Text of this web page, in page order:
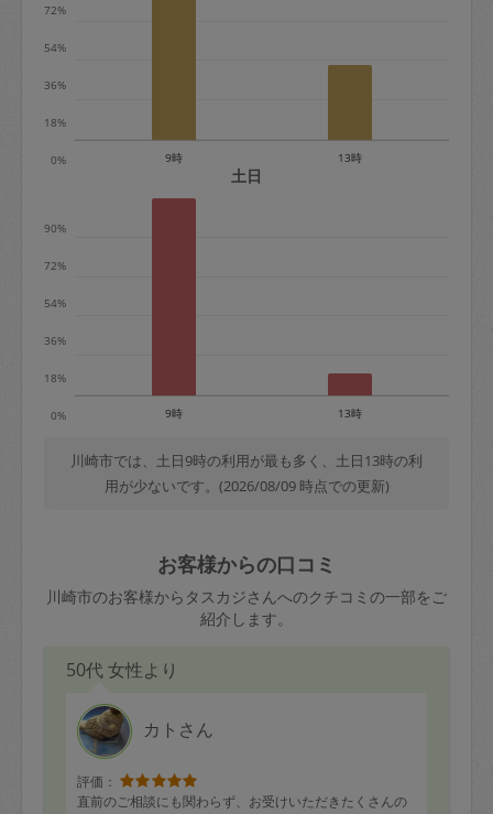
※キャンセル料金の設定について：
定期依頼1回（3時間）の金額とスポット
0%
18%
36%
54%
72%
9時 13時
土日
0%
18%
36%
54%
72%
90%
9時 13時
川崎市では、土日9時の利用が最も多く、土日13時の利
用が少ないです。(2026/08/09 時点での更新)
お客様からの口コミ
川崎市のお客様からタスカジさんへのクチコミの一部をご
紹介します。
50代 女性より
カトさん
評価：
直前のご相談にも関わらず、お受けいただきたくさんの